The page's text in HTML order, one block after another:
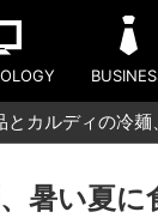
とカルディの冷
暑い夏に